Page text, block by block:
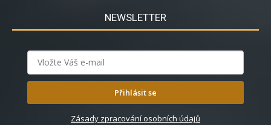
NEWSLETTER
Přihlásit se
Zásady zpracování osobních údajů